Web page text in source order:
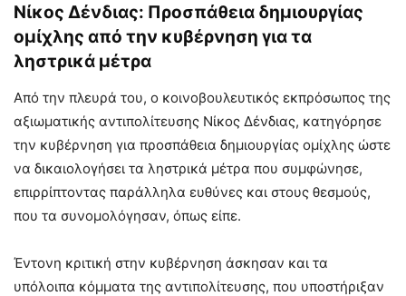
Νίκος Δένδιας: Προσπάθεια δημιουργίας
ομίχλης από την κυβέρνηση για τα
ληστρικά μέτρα
Από την πλευρά του, ο κοινοβουλευτικός εκπρόσωπος της
αξιωματικής αντιπολίτευσης Νίκος Δένδιας, κατηγόρησε
την κυβέρνηση για προσπάθεια δημιουργίας ομίχλης ώστε
να δικαιολογήσει τα ληστρικά μέτρα που συμφώνησε,
επιρρίπτοντας παράλληλα ευθύνες και στους θεσμούς,
που τα συνομολόγησαν, όπως είπε.
Έντονη κριτική στην κυβέρνηση άσκησαν και τα
υπόλοιπα κόμματα της αντιπολίτευσης, που υποστήριξαν